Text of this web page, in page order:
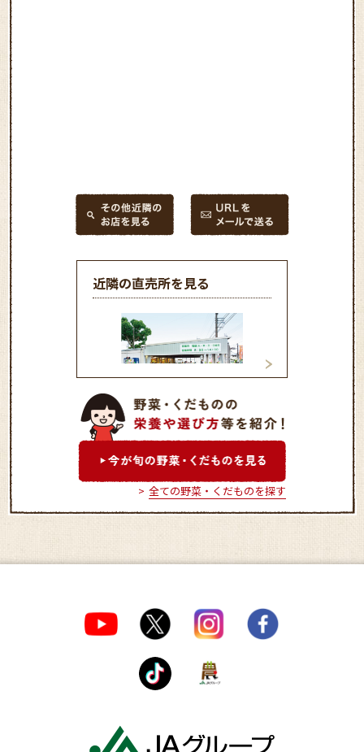
近隣の直売所を見る
大内ふれあい市
ＪＡグリーン ア
全ての野菜・くだものを探す